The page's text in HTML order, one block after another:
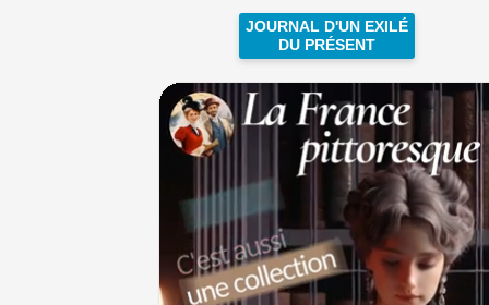
JOURNAL D'UN EXILÉ
DU PRÉSENT